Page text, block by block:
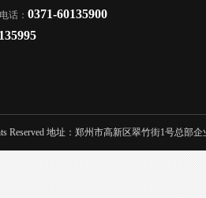
话： 0371-60135900
Reserved 地址：郑州市高新区翠竹街1号